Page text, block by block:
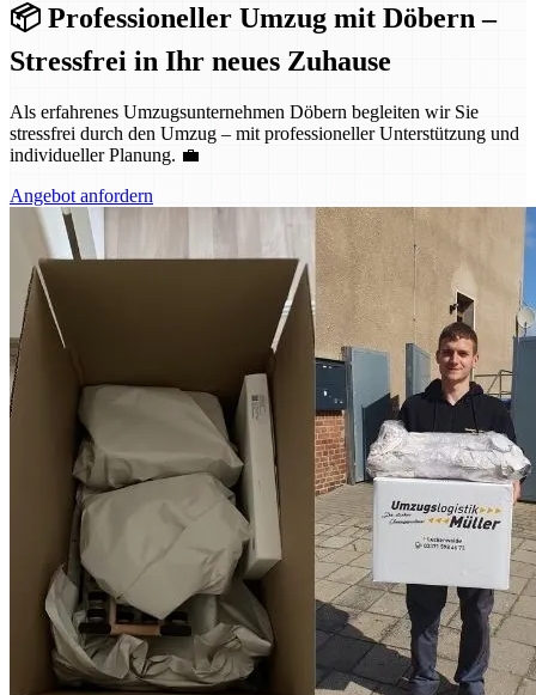
📦 Professioneller Umzug mit Döbern –
Stressfrei in Ihr neues Zuhause
Als erfahrenes Umzugsunternehmen Döbern begleiten wir Sie
stressfrei durch den Umzug – mit professioneller Unterstützung und
individueller Planung. 💼
Angebot anfordern